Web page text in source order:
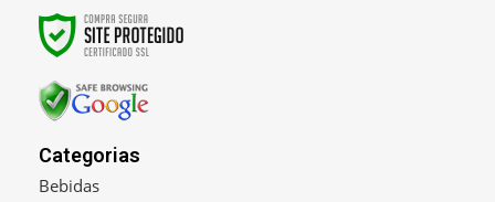
Categorias
Bebidas